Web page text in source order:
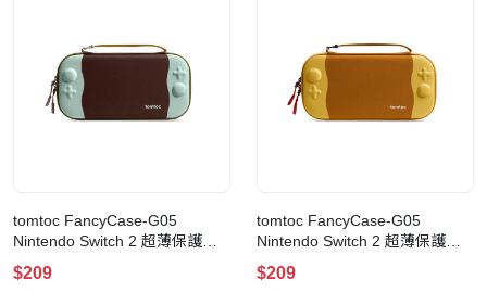
tomtoc FancyCase-G05
Nintendo Switch 2 超薄保護殼 -
雪糕系列(G05S3Y2)
(ChocoMint)
$209
tomtoc FancyCase-G05
Nintendo Switch 2 超薄保護殼 -
雪糕系列(G05S3Y1)(Banana)
$209